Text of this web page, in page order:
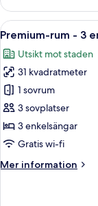
staden
rum
2
-
utsikt
mot
staden
Öppna
alla
foton
för
Premium-
rum
-
3
-
6
Premium-rum - 3
Utsikt mot staden
31 kvadratmeter
1 sovrum
3 sovplatser
3 enkelsängar
Gratis wi-fi
Mer information
Mer